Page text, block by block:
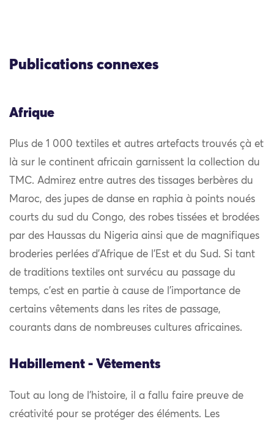
Publications connexes
Afrique
Plus de 1 000 textiles et autres artefacts trouvés çà et
là sur le continent africain garnissent la collection du
TMC. Admirez entre autres des tissages berbères du
Maroc, des jupes de danse en raphia à points noués
courts du sud du Congo, des robes tissées et brodées
par des Haussas du Nigeria ainsi que de magnifiques
broderies perlées d’Afrique de l’Est et du Sud. Si tant
de traditions textiles ont survécu au passage du
temps, c’est en partie à cause de l’importance de
certains vêtements dans les rites de passage,
courants dans de nombreuses cultures africaines.
Habillement - Vêtements
Tout au long de l’histoire, il a fallu faire preuve de
créativité pour se protéger des éléments. Les